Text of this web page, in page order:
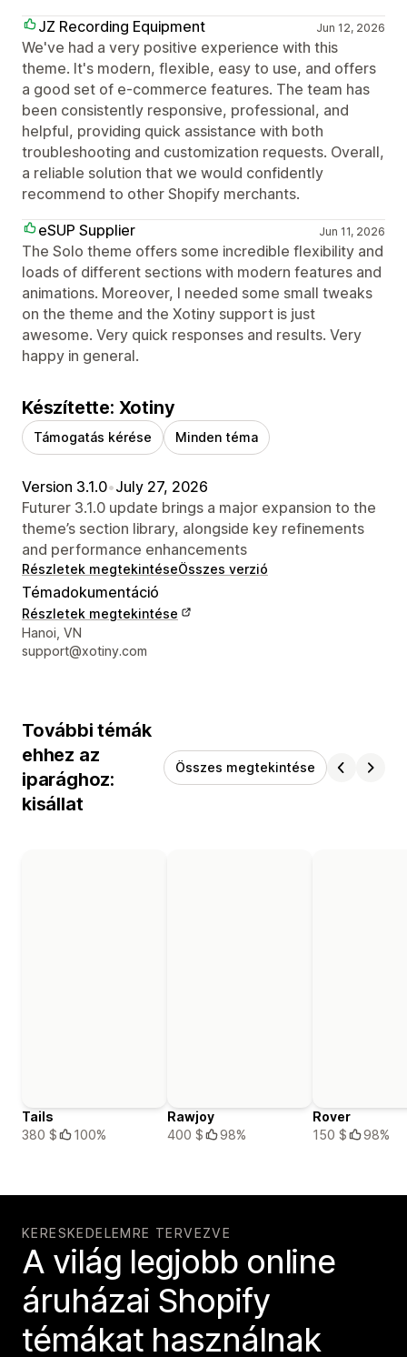
JZ Recording Equipment
Jun 12, 2026
We've had a very positive experience with this
theme. It's modern, flexible, easy to use, and offers
a good set of e-commerce features. The team has
been consistently responsive, professional, and
helpful, providing quick assistance with both
troubleshooting and customization requests. Overall,
a reliable solution that we would confidently
recommend to other Shopify merchants.
eSUP Supplier
Jun 11, 2026
The Solo theme offers some incredible flexibility and
loads of different sections with modern features and
animations. Moreover, I needed some small tweaks
on the theme and the Xotiny support is just
awesome. Very quick responses and results. Very
happy in general.
Készítette: Xotiny
Támogatás kérése Minden téma
Version 3.1.0•July 27, 2026
Futurer 3.1.0 update brings a major expansion to the
theme’s section library, alongside key refinements
and performance enhancements
Részletek megtekintéseÖsszes verzió
Témadokumentáció
Részletek megtekintése
Dizájner kapcsolattartási adatai
Hanoi, VN
support@xotiny.com
További témák
ehhez az
iparághoz:
kisállat
Összes megtekintése
Tails
380 $
100%
Rawjoy
400 $
98%
Rover
150 $
98%
KERESKEDELEMRE TERVEZVE
A világ legjobb online
áruházai Shopify
témákat használnak